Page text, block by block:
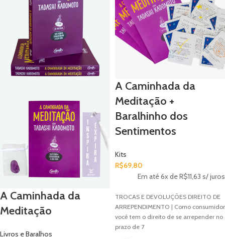
A Caminhada da
Meditação
Livros e Baralhos
A Caminhada da
Meditação +
Baralhinho dos
Sentimentos
Kits
R$69,80
Em até 6x deR$11,63 s/ juros
TROCAS E DEVOLUÇÕES DIREITO DE
ARREPENDIMENTO | Como consumidor
você tem o direito de se arrepender no
prazo de 7